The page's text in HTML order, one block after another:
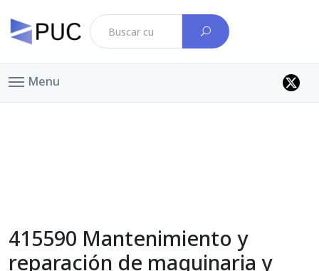
Menu
415590 Mantenimiento y
reparación de maquinaria y